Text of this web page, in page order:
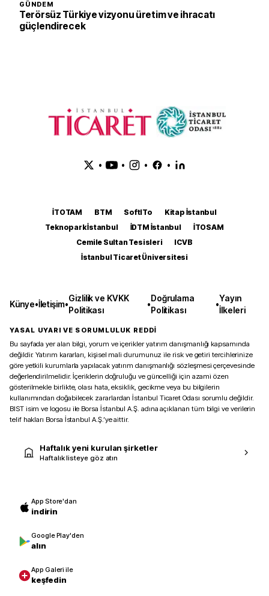
GÜNDEM
Terörsüz Türkiye vizyonu üretim ve ihracatı
güçlendirecek
• • • •
İTOTAM BTM SoftITo
Kitap İstanbul
Teknopark İstanbul
İDTM İstanbul
İTOSAM
Cemile Sultan Tesisleri
ICVB
İstanbul Ticaret Üniversitesi
Künye•İletişim•
Gizlilik ve KVKK
Politikası
•
Doğrulama
Politikası
•
Yayın
İlkeleri
YASAL UYARI VE SORUMLULUK REDDİ
Bu sayfada yer alan bilgi, yorum ve içerikler yatırım danışmanlığı kapsamında
değildir. Yatırım kararları, kişisel mali durumunuz ile risk ve getiri tercihlerinize
göre yetkili kurumlarla yapılacak yatırım danışmanlığı sözleşmesi çerçevesinde
değerlendirilmelidir. İçeriklerin doğruluğu ve güncelliği için azami özen
gösterilmekle birlikte, olası hata, eksiklik, gecikme veya bu bilgilerin
kullanımından doğabilecek zararlardan İstanbul Ticaret Odası sorumlu değildir.
BIST isim ve logosu ile Borsa İstanbul A.Ş. adına açıklanan tüm bilgi ve verilerin
telif hakları Borsa İstanbul A.Ş.’ye aittir.
Haftalık yeni kurulan şirketler
Haftalık listeye göz atın
App Store'dan
indirin
Google Play'den
alın
App Galeri ile
keşfedin